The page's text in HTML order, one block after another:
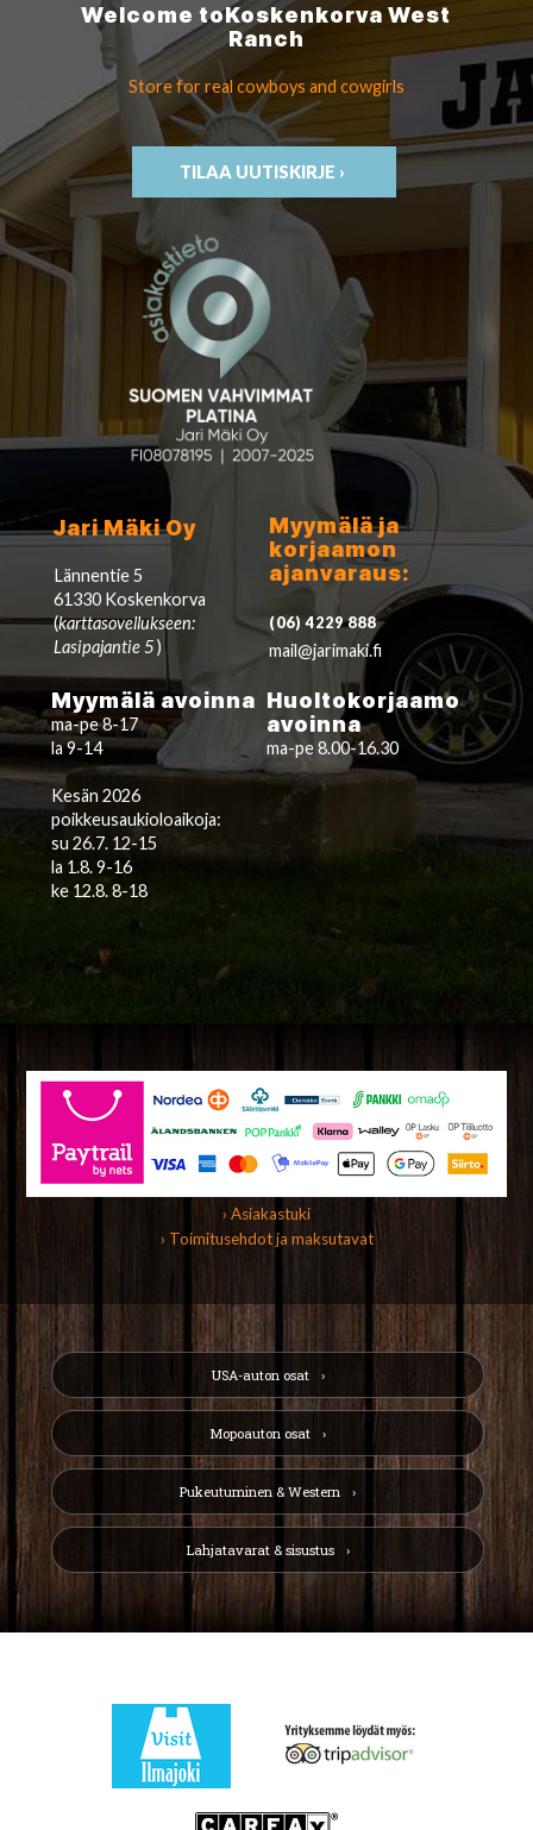
Welcome toKoskenkorvaWest
Ranch
Store for real cowboys and cowgirls
TILAA UUTISKIRJE ›
Jari Mäki Oy
Lännentie 5
61330 Koskenkorva
(karttasovellukseen:
Lasipajantie 5)
Myymälä ja
korjaamon
ajanvaraus:
(06) 4229 888
mail@jarimaki.fi
Myymälä avoinna
ma-pe 8-17
la 9-14
Kesän 2026
poikkeusaukioloaikoja:
su 26.7. 12-15
la 1.8. 9-16
ke 12.8. 8-18
Huoltokorjaamo
avoinna
ma-pe 8.00-16.30
› Asiakastuki
› Toimitusehdot ja maksutavat
USA-auton osat
Mopoauton osat
Pukeutuminen & Western
Lahjatavarat & sisustus